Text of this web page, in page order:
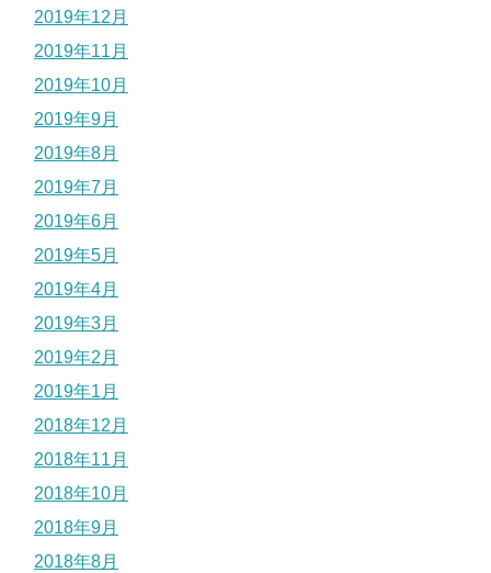
2019年12月
2019年11月
2019年10月
2019年9月
2019年8月
2019年7月
2019年6月
2019年5月
2019年4月
2019年3月
2019年2月
2019年1月
2018年12月
2018年11月
2018年10月
2018年9月
2018年8月